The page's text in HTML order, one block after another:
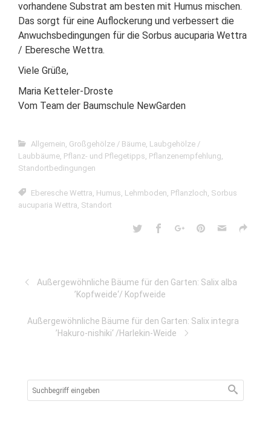
vorhandene Substrat am besten mit Humus mischen.
Das sorgt für eine Auflockerung und verbessert die
Anwuchsbedingungen für die Sorbus aucuparia Wettra
/ Eberesche Wettra.
Viele Grüße,
Maria Ketteler-Droste
Vom Team der Baumschule NewGarden
Allgemein, Großgehölze / Bäume, Laubgehölze /
Laubbäume, Pflanz- und Pflegetipps, Pflanzenempfehlung,
Standortbedingungen
Eberesche Wettra, Humus, Lehmboden, Pflanzloch, Sorbus
aucuparia Wettra, Standort
Außergewöhnliche Bäume für den Garten: Salix alba
’Kopfweide‘/ Kopfweide
Außergewöhnliche Bäume für den Garten: Salix integra
’Hakuro-nishiki‘ /Harlekin-Weide